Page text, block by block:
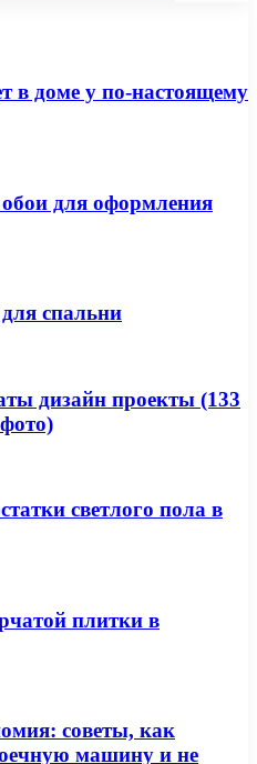
в доме у по-настоящему
для оформления
спальни
дизайн проекты (133
светлого пола в
плитки в
советы, как
машину и не